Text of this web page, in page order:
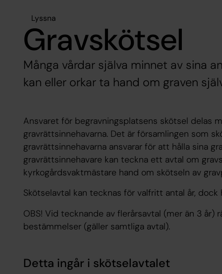
Lyssna
Gravskötsel
Många vårdar själva minnet av sina
kan eller orkar ta hand om graven
Ansvaret för begravningsplatsens skötsel delas
gravrättsinnehavarna. Det är församlingen som
gravrättsinnehavarna ansvarar för att hålla sina
gravrättsinnehavare kan teckna ett avtal om
kyrkogårdsvaktmästare hand om skötseln av
Skötselavtal kan tecknas för valfritt antal år, dock
OBS! Vid tecknande av flerårsavtal (mer än 3
bestämmelser (gäller samtliga avtal).
Detta ingår i skötselavtalet